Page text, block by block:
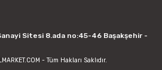
Sitesi 8.ada no:45-46 Başakşehir -
- Tüm Hakları Saklıdır.